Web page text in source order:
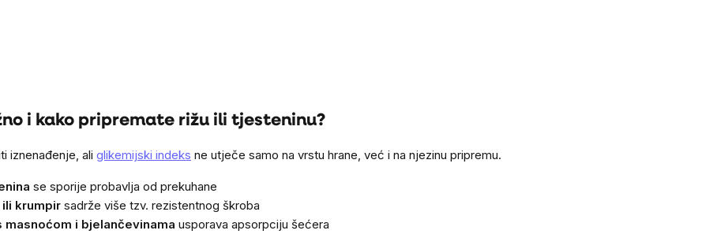
i kako pripremate rižu ili tjesteninu?
iznenađenje, ali glikemijski indeks ne utječe samo na vrstu hrane, već i na njezinu pripremu.
se sporije probavlja od prekuhane
ili krumpir sadrže više tzv. rezistentnog škroba
masnoćom i bjelančevinama usporava apsorpciju šećera